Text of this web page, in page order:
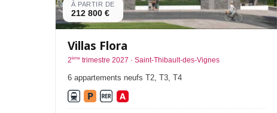
À PARTIR DE
212 800 €
Villas Flora
2ème trimestre 2027 · Saint-Thibault-des-Vignes
6 appartements neufs T2, T3, T4